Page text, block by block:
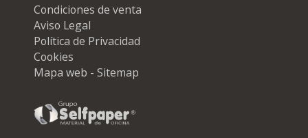
Condiciones de venta
Aviso Legal
Política de Privacidad
Cookies
Mapa web - Sitemap